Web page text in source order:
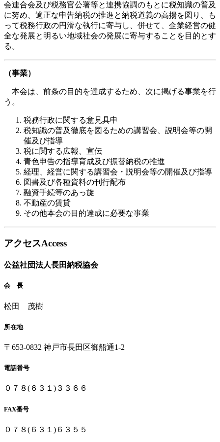
会連合会及び税務官公署等と連携協調のもとに税知識の普及
に努め、適正な申告納税の推進と納税道義の高揚を図り、も
って税務行政の円滑な執行に寄与し、併せて、企業経営の健
全な発展と明るい地域社会の発展に寄与することを目的とす
る。
（事業）
本会は、前条の目的を達成するため、次に掲げる事業を行
う。
税務行政に関する意見具申
税知識の普及徹底を図るための講習会、説明会等の開
催及び指導
税に関する広報、宣伝
青色申告の指導育成及び振替納税の推進
経理、経営に関する講習会・説明会等の開催及び指導
図書及び各種資料の刊行配布
融資手続等のあっ旋
不動産の賃貸
その他本会の目的達成に必要な事業
アクセスAccess
公益社団法人長田納税協会
会 長
松田 茂樹
所在地
〒653-0832 神戸市長田区御船通1-2
電話番号
０７８(６３１)３３６６
FAX番号
０７８(６３１)６３５５